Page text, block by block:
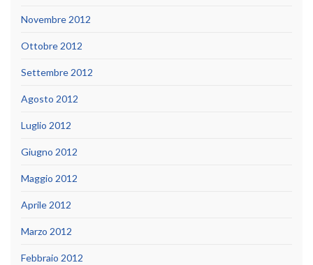
Novembre 2012
Ottobre 2012
Settembre 2012
Agosto 2012
Luglio 2012
Giugno 2012
Maggio 2012
Aprile 2012
Marzo 2012
Febbraio 2012